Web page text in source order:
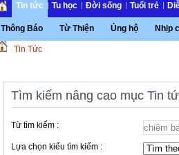
Tin tức
Thông Báo Từ Thiện Ủng hộ Nhịp
Tu học Đời sống Tuổi trẻ
Tin Tức
Tìm kiếm nâng cao mục Tin
Từ tìm kiếm :
Lựa chọn kiểu tìm kiếm :